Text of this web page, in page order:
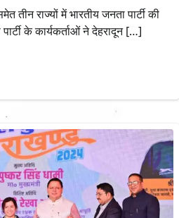
तीन राज्यों में भारतीय जनता पार्टी की
के कार्यकर्ताओं ने देहरादून […]